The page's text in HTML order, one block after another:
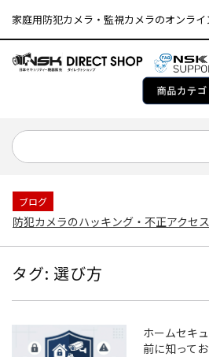
家庭用防犯カメラ・監視カメラのオンラ
ブログ
防犯カメラのハッキング・不正アクセ
タグ: 選び方
ホームセキ
前に知って